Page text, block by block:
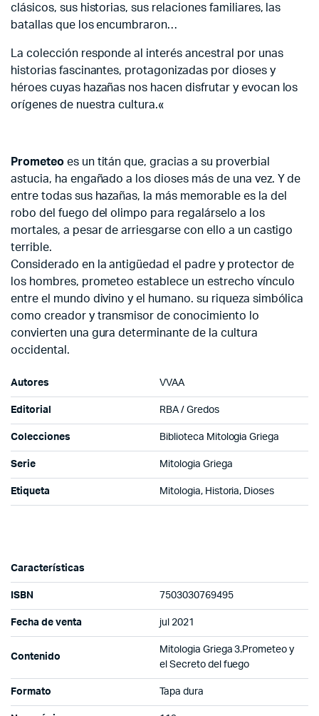
clásicos, sus historias, sus relaciones familiares, las
batallas que los encumbraron…
La colección responde al interés ancestral por unas
historias fascinantes, protagonizadas por dioses y
héroes cuyas hazañas nos hacen disfrutar y evocan los
orígenes de nuestra cultura.«
Prometeoes un titán que, gracias a su proverbial
astucia, ha engañado a los dioses más de una vez. Y de
entre todas sus hazañas, la más memorable es la del
robo del fuego del olimpo para regalárselo a los
mortales, a pesar de arriesgarse con ello a un castigo
terrible.
Considerado en la antigüedad el padre y protector de
los hombres, prometeo establece un estrecho vínculo
entre el mundo divino y el humano. su riqueza simbólica
como creador y transmisor de conocimiento lo
convierten una gura determinante de la cultura
occidental.
Autores VVAA
Editorial RBA / Gredos
Colecciones Biblioteca Mitologia Griega
Serie Mitologia Griega
Etiqueta Mitologia, Historia, Dioses
Características
ISBN 7503030769495
Fecha de venta jul 2021
Contenido
Mitologia Griega 3.Prometeo y
el Secreto del fuego
Formato Tapa dura